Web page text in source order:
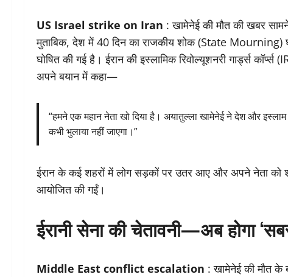
US Israel strike on Iran : खामेनेई की मौत की खबर
मुताबिक, देश में 40 दिन का राजकीय शोक (State Mourning)
घोषित की गई है। ईरान की इस्लामिक रिवोल्यूशनरी गार्ड्स
अपने बयान में कहा—
“हमने एक महान नेता खो दिया है। अयातुल्ला खामेनेई ने देश और
कभी भुलाया नहीं जाएगा।”
ईरान के कई शहरों में लोग सड़कों पर उतर आए और अपने नेता को
आयोजित की गईं।
ईरानी सेना की चेतावनी—अब होगा
Middle East conflict escalation : खामेनेई की मौत